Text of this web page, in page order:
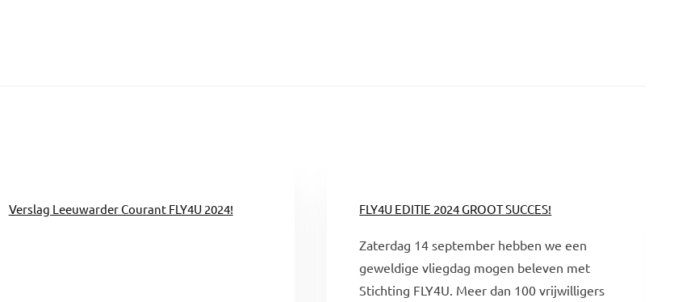
Verslag Leeuwarder Courant FLY4U 2024! FLY4U EDITIE 2024 GROOT SUCCES!
Zaterdag 14 september hebben we een
geweldige vliegdag mogen beleven met
Stichting FLY4U. Meer dan 100 vrijwilligers